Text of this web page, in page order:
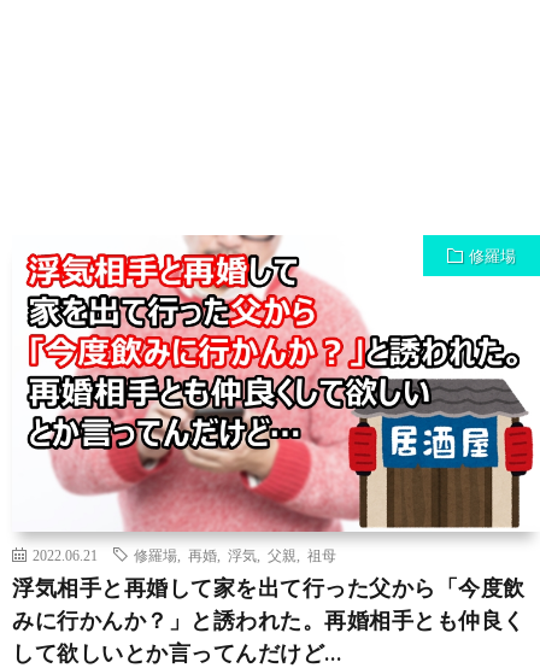
修羅場
2022.06.21 修羅場 再婚 浮気 父親 祖母
浮気相手と再婚して家を出て行った父から「今度飲
みに行かんか？」と誘われた。再婚相手とも仲良く
して欲しいとか言ってんだけど…